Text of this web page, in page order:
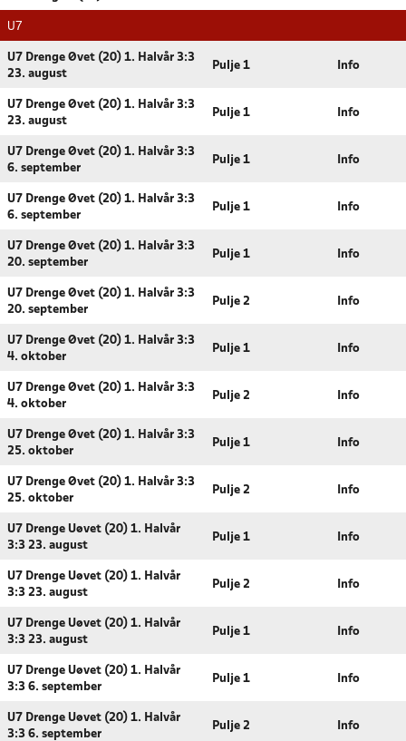
U7
U7 Drenge Øvet (20) 1. Halvår 3:3
23. august
Pulje 1 Info
U7 Drenge Øvet (20) 1. Halvår 3:3
23. august
Pulje 1 Info
U7 Drenge Øvet (20) 1. Halvår 3:3
6. september
Pulje 1 Info
U7 Drenge Øvet (20) 1. Halvår 3:3
6. september
Pulje 1 Info
U7 Drenge Øvet (20) 1. Halvår 3:3
20. september
Pulje 1 Info
U7 Drenge Øvet (20) 1. Halvår 3:3
20. september
Pulje 2 Info
U7 Drenge Øvet (20) 1. Halvår 3:3
4. oktober
Pulje 1 Info
U7 Drenge Øvet (20) 1. Halvår 3:3
4. oktober
Pulje 2 Info
U7 Drenge Øvet (20) 1. Halvår 3:3
25. oktober
Pulje 1 Info
U7 Drenge Øvet (20) 1. Halvår 3:3
25. oktober
Pulje 2 Info
U7 Drenge Uøvet (20) 1. Halvår
3:3 23. august
Pulje 1 Info
U7 Drenge Uøvet (20) 1. Halvår
3:3 23. august
Pulje 2 Info
U7 Drenge Uøvet (20) 1. Halvår
3:3 23. august
Pulje 1 Info
U7 Drenge Uøvet (20) 1. Halvår
3:3 6. september
Pulje 1 Info
U7 Drenge Uøvet (20) 1. Halvår
3:3 6. september
Pulje 2 Info